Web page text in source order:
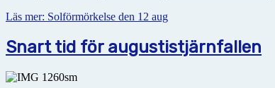
Läs mer: Solförmörkelse den 12 aug
Snart tid för augustistjärnfallen